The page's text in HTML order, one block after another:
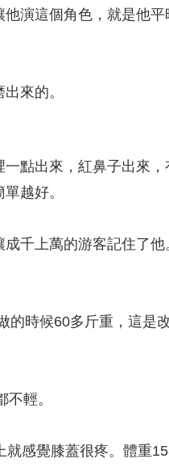
演這個角色，就是他平
來的。
點出來，紅鼻子出來，
越好。
千上萬的游客記住了他
時候60多斤重，這是
輕。
感覺膝蓋很疼。體重